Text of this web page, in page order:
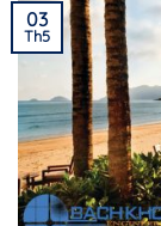
03
Th5